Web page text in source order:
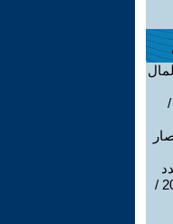
جوان-جويلية-اوت 2026 /